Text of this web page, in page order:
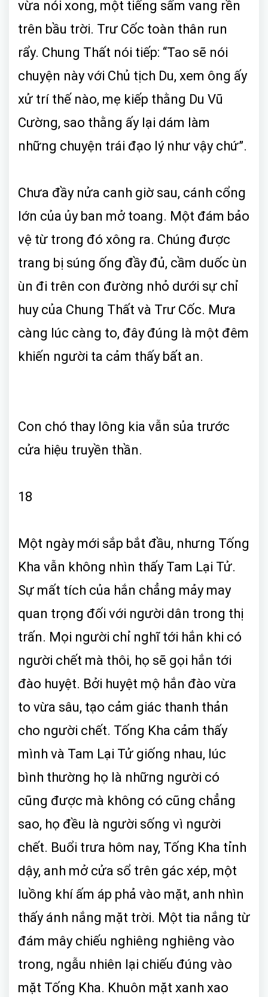
vừa nói xong, một tiếng sấm vang rền
trên bầu trời. Trư Cốc toàn thân run
rẩy. Chung Thất nói tiếp: “Tao sẽ nói
chuyện này với Chủ tịch Du, xem ông ấy
xử trí thế nào, mẹ kiếp thằng Du Vũ
Cường, sao thằng ấy lại dám làm
những chuyện trái đạo lý như vậy chứ”.
Chưa đầy nửa canh giờ sau, cánh cổng
lớn của ủy ban mở toang. Một đám bảo
vệ từ trong đó xông ra. Chúng được
trang bị súng ống đầy đủ, cầm duốc ùn
ùn đi trên con đường nhỏ dưới sự chỉ
huy của Chung Thất và Trư Cốc. Mưa
càng lúc càng to, đây đúng là một đêm
khiến người ta cảm thấy bất an.
Con chó thay lông kia vẫn sủa trước
cửa hiệu truyền thần.
18
Một ngày mới sắp bắt đầu, nhưng Tống
Kha vẫn không nhìn thấy Tam Lại Tử.
Sự mất tích của hắn chẳng mảy may
quan trọng đối với người dân trong thị
trấn. Mọi người chỉ nghĩ tới hắn khi có
người chết mà thôi, họ sẽ gọi hắn tới
đào huyệt. Bởi huyệt mộ hắn đào vừa
to vừa sâu, tạo cảm giác thanh thản
cho người chết. Tống Kha cảm thấy
mình và Tam Lại Tử giống nhau, lúc
bình thường họ là những người có
cũng được mà không có cũng chẳng
sao, họ đều là người sống vì người
chết. Buổi trưa hôm nay, Tống Kha tỉnh
dậy, anh mở cửa sổ trên gác xép, một
luồng khí ấm áp phả vào mặt, anh nhìn
thấy ánh nắng mặt trời. Một tia nắng từ
đám mây chiếu nghiêng nghiêng vào
trong, ngẫu nhiên lại chiếu đúng vào
mặt Tống Kha. Khuôn mặt xanh xao